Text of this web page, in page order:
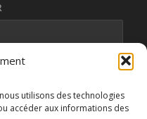
utilisons des technologies
accéder aux informations des